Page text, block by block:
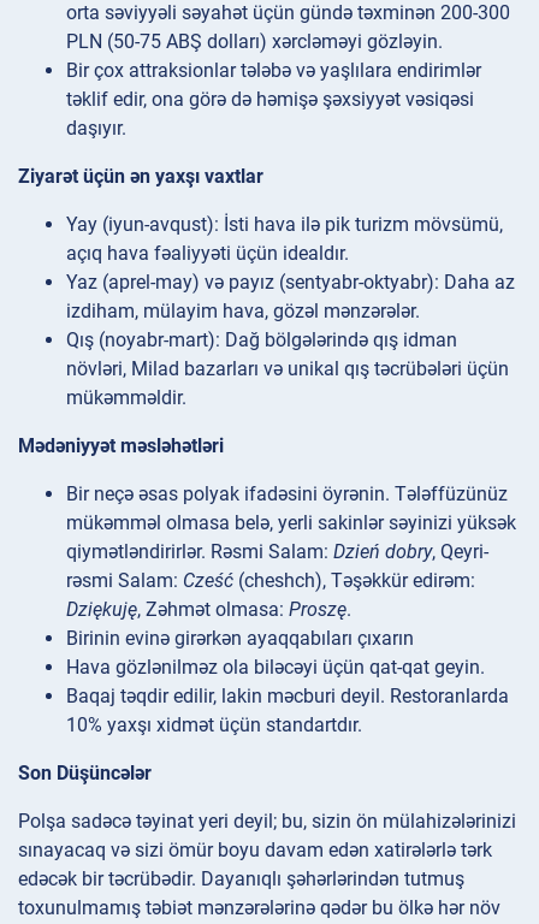
orta səviyyəli səyahət üçün gündə təxminən 200-300
PLN (50-75 ABŞ dolları) xərcləməyi gözləyin.
Bir çox attraksionlar tələbə və yaşlılara endirimlər
təklif edir, ona görə də həmişə şəxsiyyət vəsiqəsi
daşıyır.
Ziyarət üçün ən yaxşı vaxtlar
Yay (iyun-avqust): İsti hava ilə pik turizm mövsümü,
açıq hava fəaliyyəti üçün idealdır.
Yaz (aprel-may) və payız (sentyabr-oktyabr): Daha az
izdiham, mülayim hava, gözəl mənzərələr.
Qış (noyabr-mart): Dağ bölgələrində qış idman
növləri, Milad bazarları və unikal qış təcrübələri üçün
mükəmməldir.
Mədəniyyət məsləhətləri
Bir neçə əsas polyak ifadəsini öyrənin. Tələffüzünüz
mükəmməl olmasa belə, yerli sakinlər səyinizi yüksək
qiymətləndirirlər. Rəsmi Salam: Dzień dobry, Qeyri-
rəsmi Salam: Cześć (cheshch), Təşəkkür edirəm:
Dziękuję, Zəhmət olmasa: Proszę.
Birinin evinə girərkən ayaqqabıları çıxarın
Hava gözlənilməz ola biləcəyi üçün qat-qat geyin.
Baqaj təqdir edilir, lakin məcburi deyil. Restoranlarda
10% yaxşı xidmət üçün standartdır.
Son Düşüncələr
Polşa sadəcə təyinat yeri deyil; bu, sizin ön mülahizələrinizi
sınayacaq və sizi ömür boyu davam edən xatirələrlə tərk
edəcək bir təcrübədir. Dayanıqlı şəhərlərindən tutmuş
toxunulmamış təbiət mənzərələrinə qədər bu ölkə hər növ